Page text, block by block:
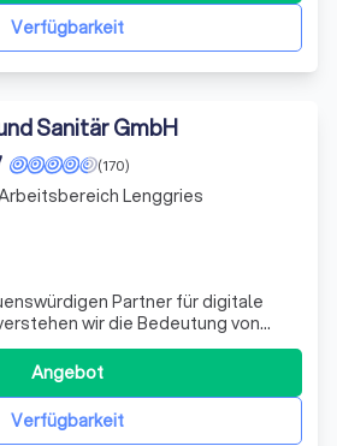
diejenigen, die Wer
Verfügbarkeit
Sanitär GmbH
(170)
Partner für digitale
wir die Bedeutung von
Online-Strategien. Unser Team
spezialisiert sich auf die Nutzung
wie Google Analytics,
Facebook
Verfügbarkeit
Angebot
Lenggries